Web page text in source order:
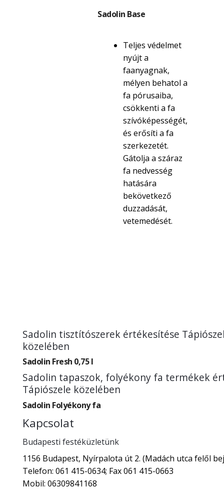
Sadolin Base
Teljes védelmet
nyújt a
faanyagnak,
mélyen behatol a
fa pórusaiba,
csökkenti a fa
szívóképességét,
és erősíti a fa
szerkezetét.
Gátolja a száraz
fa nedvesség
hatására
bekövetkező
duzzadását,
vetemedését.
Sadolin tisztítószerek értékesítése
közelében
Sadolin Fresh 0,75 l
Sadolin tapaszok, folyékony fa termékek
Tápiószele közelében
Sadolin Folyékony fa
Kapcsolat
Budapesti festéküzletünk
1156 Budapest, Nyírpalota út 2. (Madách utca felől
Telefon: 061 415-0634; Fax 061 415-0663
Mobil: 06309841168